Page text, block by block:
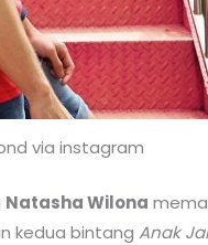
via instagram
Natasha Wilona
kedua bintangAnak